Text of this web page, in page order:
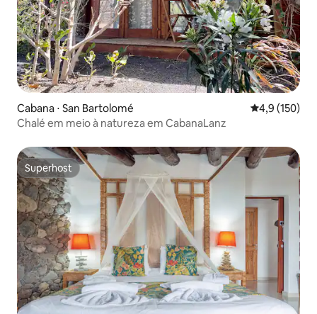
Cabana ⋅ San Bartolomé 4,9 de uma
4,9 (150)
Chalé em meio à natureza em CabanaLanz
Superhost
Superhost